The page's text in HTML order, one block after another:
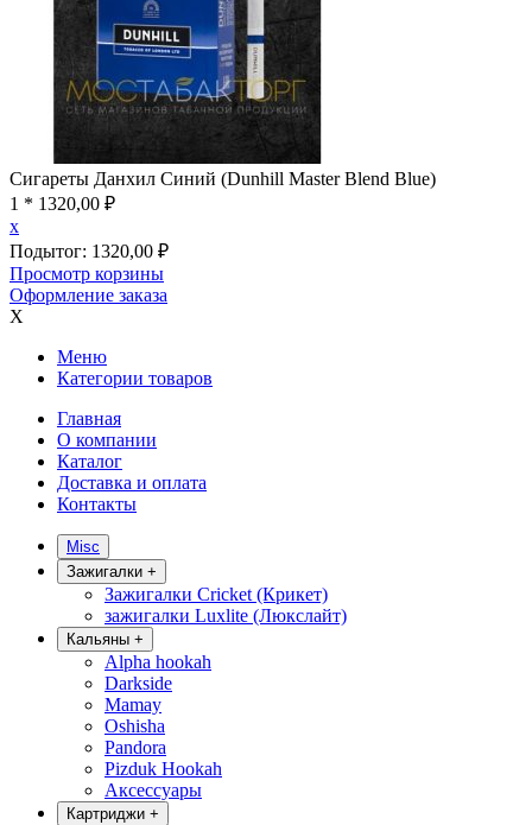
Сигареты Данхил Синий (Dunhill Master Blend Blue)
1 * 1320,00 ₽
x
Подытог: 1320,00 ₽
Просмотр корзины
Оформление заказа
X
Меню
Категории товаров
Главная
О компании
Каталог
Доставка и оплата
Контакты
Misc
Зажигалки +
Зажигалки Cricket (Крикет)
зажигалки Luxlite (Люкслайт)
Кальяны +
Alpha hookah
Darkside
Mamay
Oshisha
Pandora
Pizduk Hookah
Аксессуары
Картриджи +